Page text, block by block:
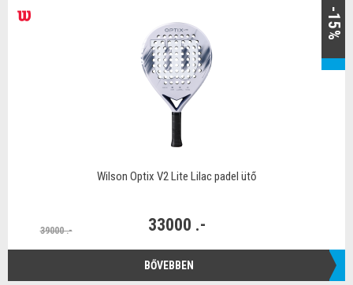
-15%
Wilson Optix V2 Lite Lilac padel ütő
39000 .- 33000 .-
BŐVEBBEN